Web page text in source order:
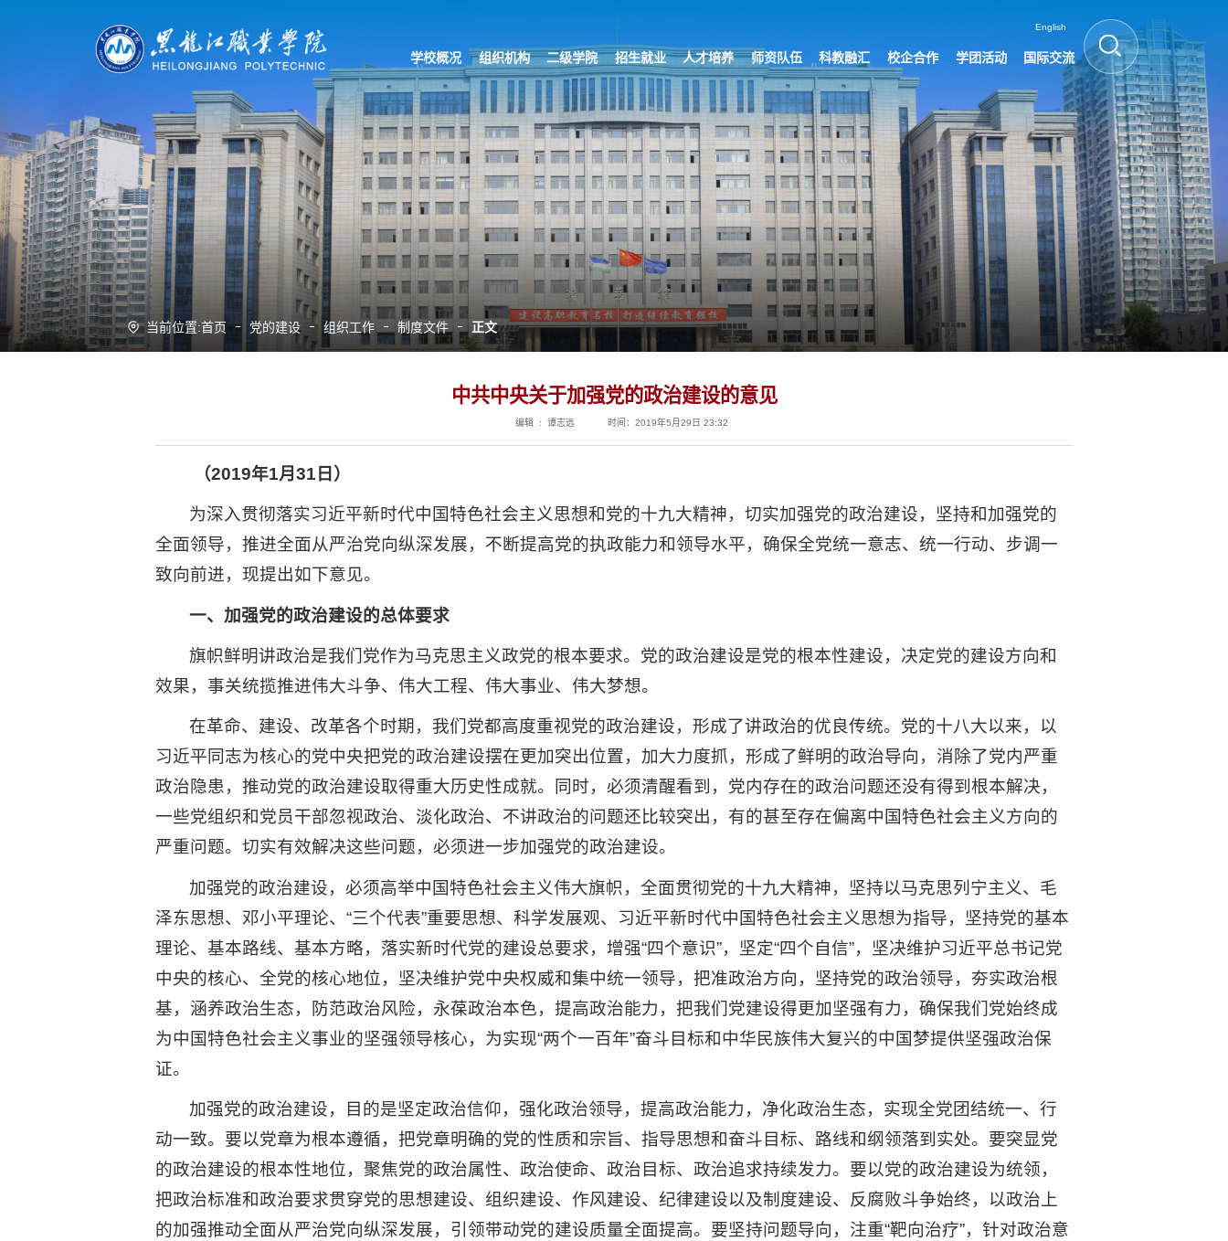
English
学校概况 组织机构 二级学院 招生就业 人才培养 师资队伍 科教融汇 校企合作 学团活动 国际交流
当前位置:首页 党的建设 组织工作 制度文件 正文
中共中央关于加强党的政治建设的意见
编辑 : 谭志远 时间：2019年5月29日 23:32
（2019年1月31日）
为深入贯彻落实习近平新时代中国特色社会主义思想和党的十九大精神，切实加强党的政治建设，坚持和加强党的
全面领导，推进全面从严治党向纵深发展，不断提高党的执政能力和领导水平，确保全党统一意志、统一行动、步调一
致向前进，现提出如下意见。
一、加强党的政治建设的总体要求
旗帜鲜明讲政治是我们党作为马克思主义政党的根本要求。党的政治建设是党的根本性建设，决定党的建设方向和
效果，事关统揽推进伟大斗争、伟大工程、伟大事业、伟大梦想。
在革命、建设、改革各个时期，我们党都高度重视党的政治建设，形成了讲政治的优良传统。党的十八大以来，以
习近平同志为核心的党中央把党的政治建设摆在更加突出位置，加大力度抓，形成了鲜明的政治导向，消除了党内严重
政治隐患，推动党的政治建设取得重大历史性成就。同时，必须清醒看到，党内存在的政治问题还没有得到根本解决，
一些党组织和党员干部忽视政治、淡化政治、不讲政治的问题还比较突出，有的甚至存在偏离中国特色社会主义方向的
严重问题。切实有效解决这些问题，必须进一步加强党的政治建设。
加强党的政治建设，必须高举中国特色社会主义伟大旗帜，全面贯彻党的十九大精神，坚持以马克思列宁主义、毛
泽东思想、邓小平理论、“三个代表”重要思想、科学发展观、习近平新时代中国特色社会主义思想为指导，坚持党的基本
理论、基本路线、基本方略，落实新时代党的建设总要求，增强“四个意识”，坚定“四个自信”，坚决维护习近平总书记党
中央的核心、全党的核心地位，坚决维护党中央权威和集中统一领导，把准政治方向，坚持党的政治领导，夯实政治根
基，涵养政治生态，防范政治风险，永葆政治本色，提高政治能力，把我们党建设得更加坚强有力，确保我们党始终成
为中国特色社会主义事业的坚强领导核心，为实现“两个一百年”奋斗目标和中华民族伟大复兴的中国梦提供坚强政治保
证。
加强党的政治建设，目的是坚定政治信仰，强化政治领导，提高政治能力，净化政治生态，实现全党团结统一、行
动一致。要以党章为根本遵循，把党章明确的党的性质和宗旨、指导思想和奋斗目标、路线和纲领落到实处。要突显党
的政治建设的根本性地位，聚焦党的政治属性、政治使命、政治目标、政治追求持续发力。要以党的政治建设为统领，
把政治标准和政治要求贯穿党的思想建设、组织建设、作风建设、纪律建设以及制度建设、反腐败斗争始终，以政治上
的加强推动全面从严治党向纵深发展，引领带动党的建设质量全面提高。要坚持问题导向，注重“靶向治疗”，针对政治意